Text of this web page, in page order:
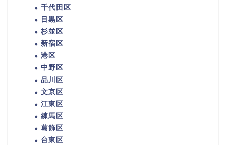
千代田区
目黒区
杉並区
新宿区
港区
中野区
品川区
文京区
江東区
練馬区
葛飾区
台東区